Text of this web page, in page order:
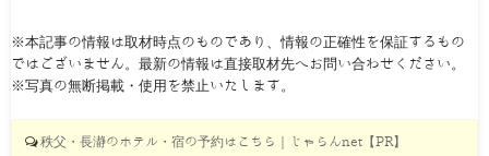
※本記事の情報は取材時点のものであり、情報の正確性を保証するもの
ではございません。最新の情報は直接取材先へお問い合わせください。
※写真の無断掲載・使用を禁止いたします。
秩父・長瀞のホテル・宿の予約はこちら｜じゃらんnet【PR】